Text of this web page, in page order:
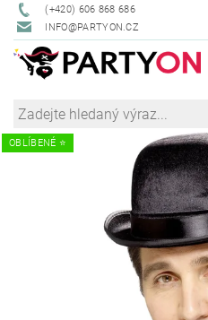
(+420) 606 868 686
INFO@PARTYON.CZ
OBLÍBENÉ ⭐️